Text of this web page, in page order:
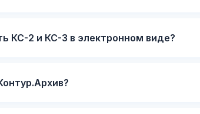
КС-2 и КС-3 в электронном виде?